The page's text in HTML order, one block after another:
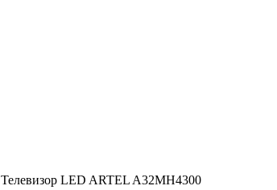
LED ARTEL A32MH4300